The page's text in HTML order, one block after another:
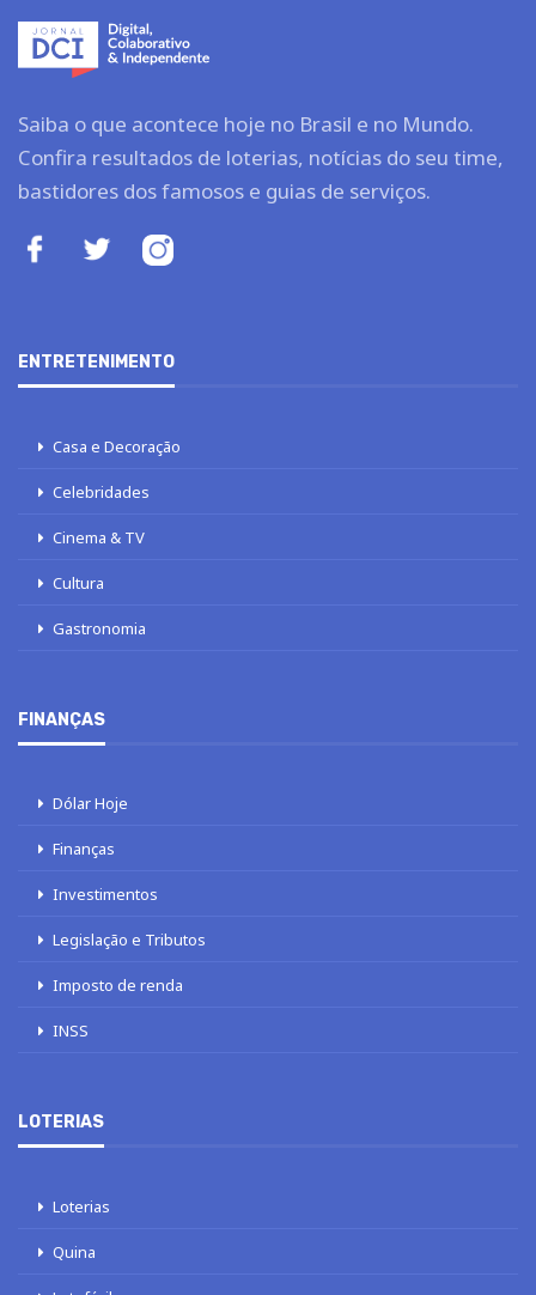
Saiba o que acontece hoje no Brasil e no Mundo.
Confira resultados de loterias, notícias do seu time,
bastidores dos famosos e guias de serviços.
ENTRETENIMENTO
Casa e Decoração
Celebridades
Cinema & TV
Cultura
Gastronomia
FINANÇAS
Dólar Hoje
Finanças
Investimentos
Legislação e Tributos
Imposto de renda
INSS
LOTERIAS
Loterias
Quina